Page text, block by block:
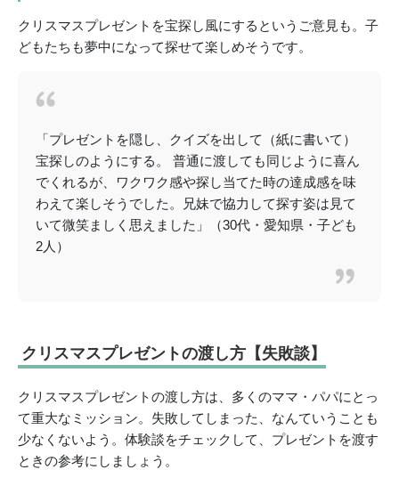
クリスマスプレゼントを宝探し風にするというご意見も。子
どもたちも夢中になって探せて楽しめそうです。
「プレゼントを隠し、クイズを出して（紙に書いて）
宝探しのようにする。 普通に渡しても同じように喜ん
でくれるが、ワクワク感や探し当てた時の達成感を味
わえて楽しそうでした。兄妹で協力して探す姿は見て
いて微笑ましく思えました」（30代・愛知県・子ども
2人）
クリスマスプレゼントの渡し方【失敗談】
クリスマスプレゼントの渡し方は、多くのママ・パパにとっ
て重大なミッション。失敗してしまった、なんていうことも
少なくないよう。体験談をチェックして、プレゼントを渡す
ときの参考にしましょう。